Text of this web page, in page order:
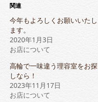
有
い
ウ
ィ
ド
ウ
で
開
き
ま
す)
ク
リ
し
て
さ
い
い
ウ
関連
今年もよろしくお願いいたし
ます。
2020年1月3日
お店について
高輪で一味違う理容室をお探
しなら！
2023年11月17日
お店について